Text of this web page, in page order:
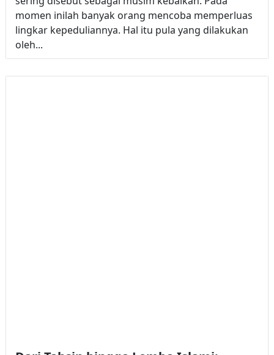
momen inilah banyak orang mencoba memperluas
lingkar kepeduliannya. Hal itu pula yang dilakukan
oleh...